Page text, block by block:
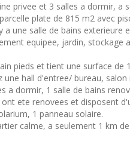
privee et 3 salles a dormir, a
plate de 815 m2 avec
a une salle de bains
equipee, jardin, stockage
pieds et tient une surface de
hall d'entree/ bureau,
a dormir, 1 salle de bains
ete renovees et disposent
1 panneau solaire.
calme, a seulement 1 km